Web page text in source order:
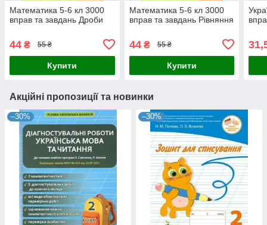
Математика 5-6 кл 3000
вправ та завдань Дроби
44 ₴ 55 ₴
Купити
Математика 5-6 кл 3000
вправ та завдань Рівняння
44₴ 55 ₴
Купити
Акційні пропозиції та новинки
–30% –30%